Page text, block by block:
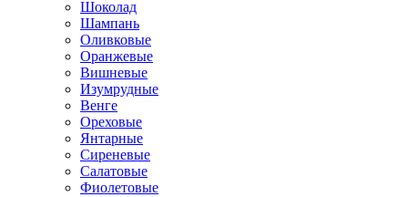
Шоколад
Шампань
Оливковые
Оранжевые
Вишневые
Изумрудные
Венге
Ореховые
Янтарные
Сиреневые
Салатовые
Фиолетовые